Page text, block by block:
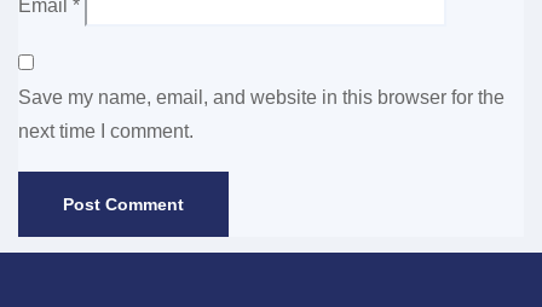
Email *
Save my name, email, and website in this browser for the
next time I comment.